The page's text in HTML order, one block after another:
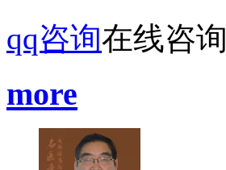
qq咨询在线咨询
more